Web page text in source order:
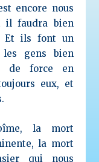
encore nous
il faudra bien
Et ils font un
gens bien
de force en
eux, et
la mort
la mort
qui nous